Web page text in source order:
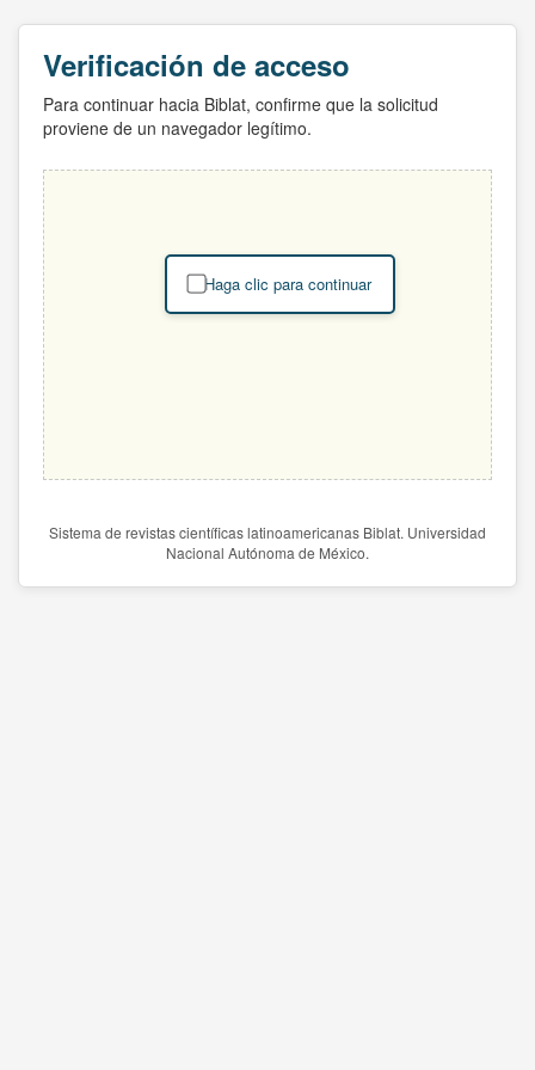
Verificación de acceso
Para continuar hacia Biblat, confirme que la solicitud
proviene de un navegador legítimo.
Haga clic para continuar
Sistema de revistas científicas latinoamericanas Biblat. Universidad
Nacional Autónoma de México.